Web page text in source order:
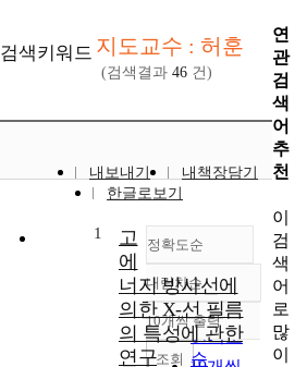
검색키워드 지도교수 : 허훈
(검색결과 46 건)
내보내기
내책장담기
한글로보기
정확도순
정확도
순
인기도
순
내림차순
내림차순
10개씩 출력
조회
1
고
에
너지 방사선에
의한 X-선 필름
의 특성에 관한
연구
연
관
검
색
어
추
천
이
검
색
어
로
많
이